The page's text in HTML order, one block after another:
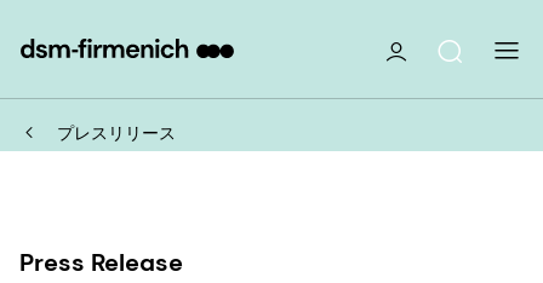
プレスリリース
Press Release